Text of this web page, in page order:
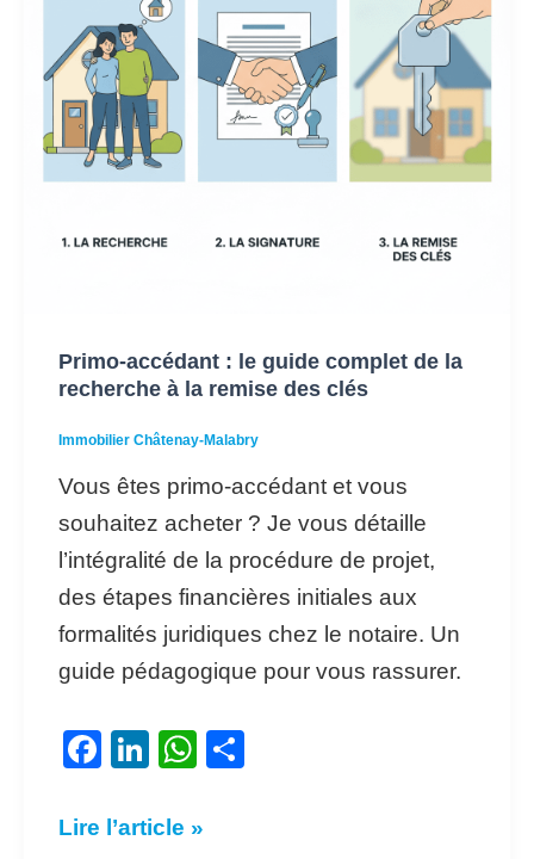
Primo-accédant : le guide complet de la
recherche à la remise des clés
Immobilier Châtenay-Malabry
Vous êtes primo-accédant et vous
souhaitez acheter ? Je vous détaille
l’intégralité de la procédure de projet,
des étapes financières initiales aux
formalités juridiques chez le notaire. Un
guide pédagogique pour vous rassurer.
F
c
Li
k
W
at
de
la
recherche
la
des
Lire l’article »